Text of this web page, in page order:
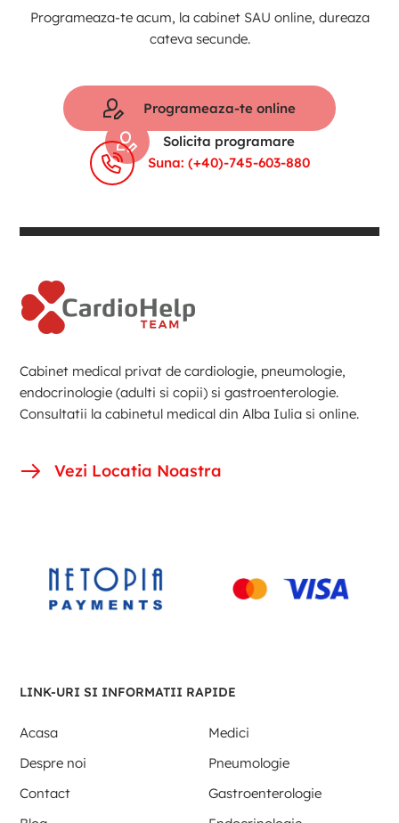
Programeaza-te acum, la cabinet SAU online, dureaza
cateva secunde.
Programeaza-te online
Solicita programare
Suna: (+40)-745-603-880
Cabinet medical privat de cardiologie, pneumologie,
endocrinologie (adulti si copii) si gastroenterologie.
Consultatii la cabinetul medical din Alba Iulia si online.
Vezi Locatia Noastra
LINK-URI SI INFORMATII RAPIDE
Acasa
Medici
Despre noi
Pneumologie
Contact
Gastroenterologie